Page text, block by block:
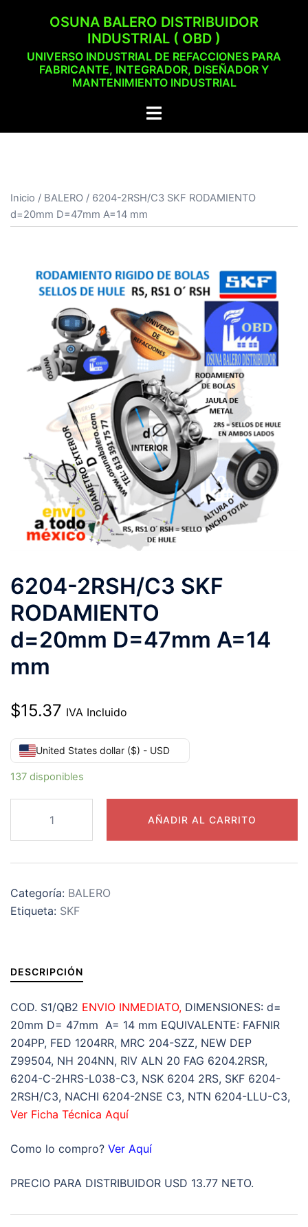
OSUNA BALERO DISTRIBUIDOR
INDUSTRIAL ( OBD )
UNIVERSO INDUSTRIAL DE REFACCIONES PARA
FABRICANTE, INTEGRADOR, DISEÑADOR Y
MANTENIMIENTO INDUSTRIAL
Alternar
Inicio / BALERO / 6204-2RSH/C3 SKF RODAMIENTO
d=20mm D=47mm A=14 mm
6204-2RSH/C3 SKF
RODAMIENTO
d=20mm D=47mm A=14
mm
$15.37 IVA Incluido
United States dollar ($) - USD
137 disponibles
2RSH/C3
SKF
RODAMIENTO
mm
cantidad
AÑADIR AL CARRITO
Categoría: BALERO
Etiqueta: SKF
DESCRIPCIÓN
COD. S1/QB2 ENVIO INMEDIATO, DIMENSIONES: d=
20mm D= 47mm A= 14 mm EQUIVALENTE: FAFNIR
204PP, FED 1204RR, MRC 204-SZZ, NEW DEP
Z99504, NH 204NN, RIV ALN 20 FAG 6204.2RSR,
6204-C-2HRS-L038-C3, NSK 6204 2RS, SKF 6204-
2RSH/C3, NACHI 6204-2NSE C3, NTN 6204-LLU-C3,
Ver Ficha Técnica Aquí
Como lo compro? Ver Aquí
PRECIO PARA DISTRIBUIDOR USD 13.77 NETO.